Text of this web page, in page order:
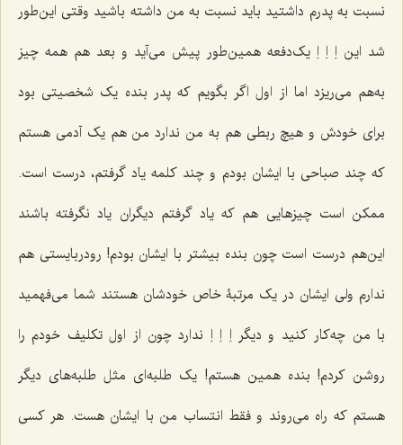
نسبت به پدرم داشتید باید نسبت به من داشته باشید وقتی این‌طور
شد این اِ اِ اِ یک‌دفعه همین‌طور پیش می‌آید و بعد هم همه چیز
به‌هم می‌ریزد اما از اول اگر بگویم که پدر بنده یک شخصیتی بود
برای خودش و هیچ ربطی هم به من ندارد من هم یک آدمی هستم
که چند صباحی با ایشان بودم و چند کلمه یاد گرفتم، درست است.
ممکن است چیزهایی هم که یاد گرفتم دیگران یاد نگرفته باشند
این‌هم درست است چون بنده بیشتر با ایشان بودم! رودربایستی هم
ندارم ولی ایشان در یک مرتبۀ خاص خودشان هستند شما می‌فهمید
با من چه‌کار کنید و دیگر اِ اِ اِ ندارد چون از اول تکلیف خودم را
روشن کردم! بنده همین هستم! یک طلبه‌ای مثل طلبه‌های دیگر
هستم که راه می‌روند و فقط انتساب من با ایشان هست. هر کسی